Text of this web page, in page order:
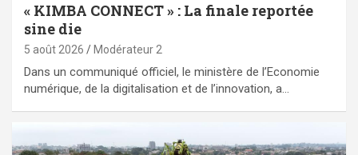
« KIMBA CONNECT » : La finale reportée
sine die
5 août 2026 Modérateur 2
Dans un communiqué officiel, le ministère de l’Economie
numérique, de la digitalisation et de l’innovation, a…